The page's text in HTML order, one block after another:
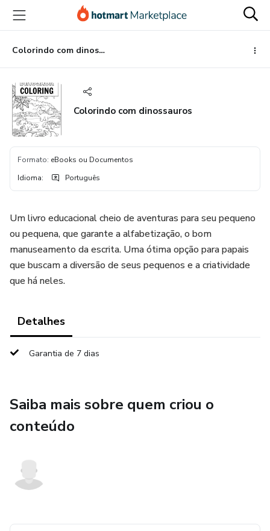
para
conteúdo
principal
para
pagamento
para
rodapé
Colorindo com dinossauros
Colorindo com dinossauros
Formato: eBooks ou Documentos
Idioma: Português
Um livro educacional cheio de aventuras para seu pequeno
ou pequena, que garante a alfabetização, o bom
manuseamento da escrita. Uma ótima opção para papais
que buscam a diversão de seus pequenos e a criatividade
que há neles.
Detalhes
Garantia de 7 dias
Saiba mais sobre quem criou o
conteúdo